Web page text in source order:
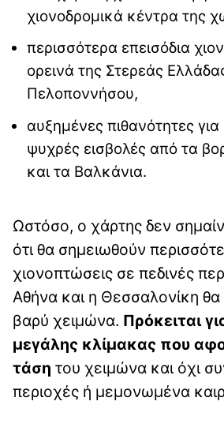
χιονοδρομικά κέντρα της
περισσότερα επεισόδια
ορεινά της Στερεάς
Πελοποννήσου,
αυξημένες πιθανότητες για
ψυχρές εισβολές από τα
και τα Βαλκάνια.
Ωστόσο, ο χάρτης δεν
ότι θα σημειωθούν
χιονοπτώσεις σε πεδινές
Αθήνα και η Θεσσαλονίκη
βαρύ χειμώνα. Πρόκειται
μεγάλης κλίμακας που
τάση του χειμώνα και όχι
περιοχές ή μεμονωμένα